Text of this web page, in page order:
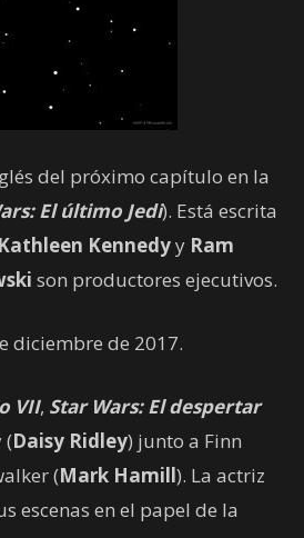
del próximo capítulo en la
El último Jedi). Está escrita
Kathleen Kennedyy Ram
son productores ejecutivos.
diciembre de 2017.
VII, Star Wars: El despertar
(Daisy Ridley) junto a Finn
(Mark Hamill). La actriz
escenas en el papel de la